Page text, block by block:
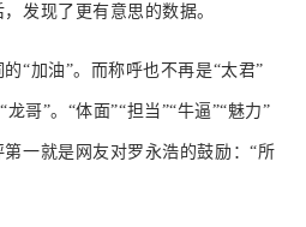
发现了更有意思的数据。
“加油”。 而称呼也不再是“太君”
哥”。 “体面”“担当”“牛逼”“魅力”
第一就是网友对罗永浩的鼓励：“所